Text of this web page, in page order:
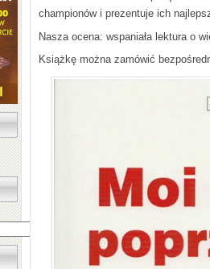
championów i prezentuje ich
Nasza ocena: wspaniała lektura o
Książkę można zamówić